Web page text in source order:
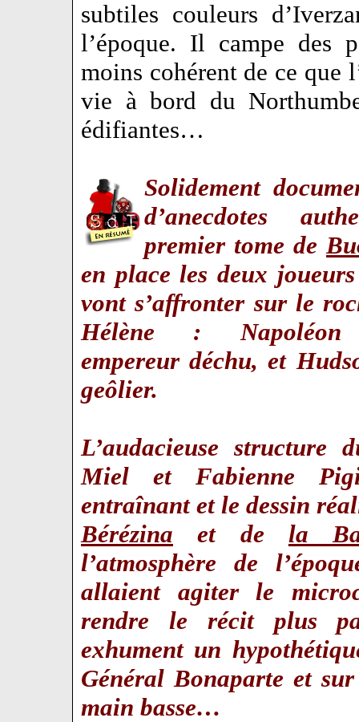
subtiles couleurs
l’époque. Il campe des
moins cohérent de ce que
vie à bord du
édifiantes…
Solidement
d’anecdotes
premier tome de
en place les deux joueurs
vont s’affronter sur le
Hélène : Napoléon
empereur déchu, et
geôlier.
L’audacieuse structure
Miel et Fabienne
entraînant et le dessin
Bérézina et de la
l’atmosphère de
allaient agiter le
rendre le récit plus
exhument un
Général Bonaparte et
main basse…